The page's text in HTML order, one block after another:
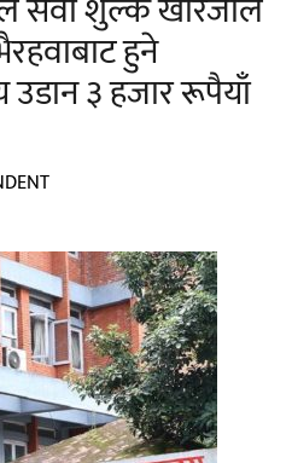
हुने
उडान ३ हजार रूपैयाँ